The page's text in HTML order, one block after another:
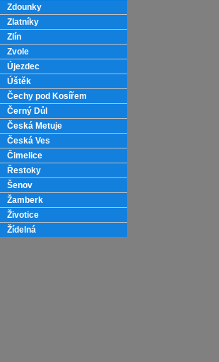
Zdounky
Zlatníky
Zlín
Zvole
Újezdec
Úštěk
Čechy pod Kosířem
Černý Důl
Česká Metuje
Česká Ves
Čimelice
Řestoky
Šenov
Žamberk
Životice
Žídelná